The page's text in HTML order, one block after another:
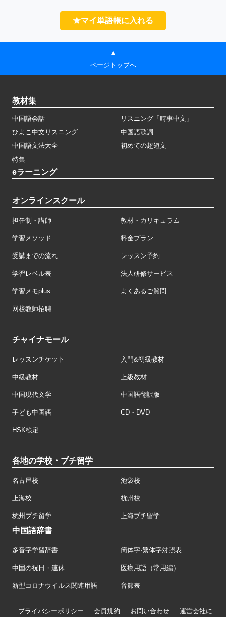
★マイ単語帳に入れる
▲
ページトップへ
教材集
中国語会話
リスニング「時事中文」
ひよこ中文リスニング
中国語歌詞
中国語文法大全
初めての超短文
特集
eラーニング
オンラインスクール
担任制・講師 教材・カリキュラム
学習メソッド 料金プラン
受講までの流れ レッスン予約
学習レベル表 法人研修サービス
学習メモplus よくあるご質問
网校教师招聘
チャイナモール
レッスンチケット 入門&初級教材
中級教材 上級教材
中国現代文学 中国語翻訳版
子ども中国語 CD・DVD
HSK検定
各地の学校・プチ留学
名古屋校 池袋校
上海校 杭州校
杭州プチ留学 上海プチ留学
中国語辞書
多音字学習辞書 簡体字·繁体字対照表
中国の祝日・連休 医療用語（常用編）
新型コロナウイルス関連用語 音節表
プライバシーポリシー 会員規約 お問い合わせ 運営会社に